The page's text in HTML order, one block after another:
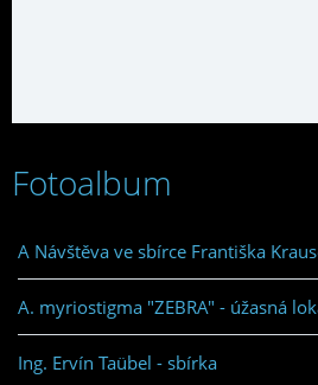
Fotoalbum
A Návštěva ve sbírce Františka
A. myriostigma "ZEBRA" - úžasná
Ing. Ervín Taübel - sbírka